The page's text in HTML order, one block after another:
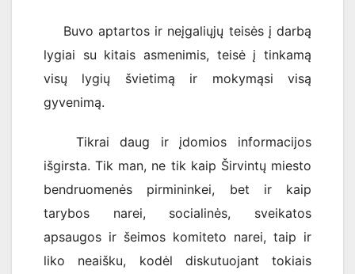
Buvo aptartos ir neįgaliųjų teisės į darbą
lygiai su kitais asmenimis, teisė į tinkamą
visų lygių švietimą ir mokymąsi visą
gyvenimą.
Tikrai daug ir įdomios informacijos
išgirsta. Tik man, ne tik kaip Širvintų miesto
bendruomenės pirmininkei, bet ir kaip
tarybos narei, socialinės, sveikatos
apsaugos ir šeimos komiteto narei, taip ir
liko neaišku, kodėl diskutuojant tokiais